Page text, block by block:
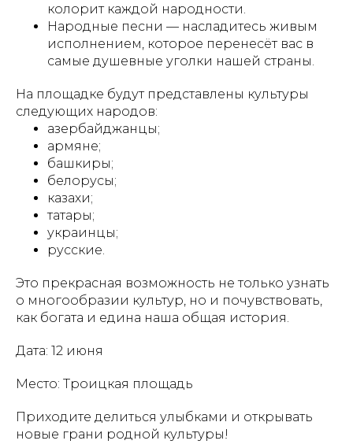
колорит каждой народности.
Народные песни — насладитесь живым
исполнением, которое перенесёт вас в
самые душевные уголки нашей страны.
На площадке будут представлены культуры
следующих народов:
азербайджанцы;
армяне;
башкиры;
белорусы;
казахи;
татары;
украинцы;
русские.
Это прекрасная возможность не только узнать
о многообразии культур, но и почувствовать,
как богата и едина наша общая история.
Дата: 12 июня
Место: Троицкая площадь
Приходите делиться улыбками и открывать
новые грани родной культуры!